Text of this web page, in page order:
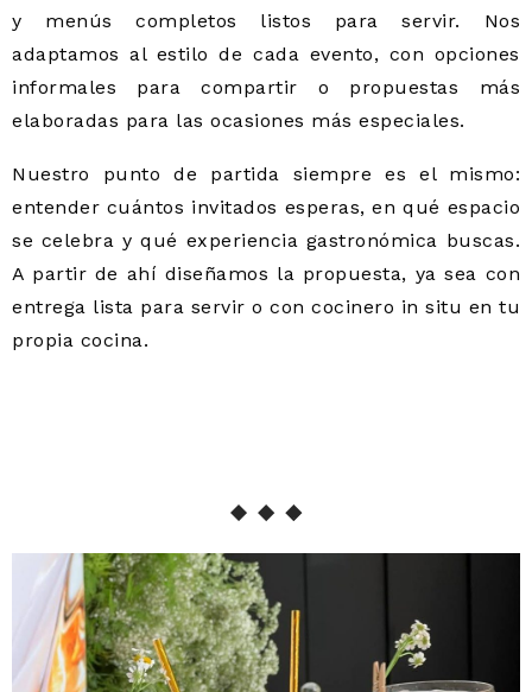
y menús completos listos para servir. Nos
adaptamos al estilo de cada evento, con opciones
informales para compartir o propuestas más
elaboradas para las ocasiones más especiales.
Nuestro punto de partida siempre es el mismo:
entender cuántos invitados esperas, en qué espacio
se celebra y qué experiencia gastronómica buscas.
A partir de ahí diseñamos la propuesta, ya sea con
entrega lista para servir o con cocinero in situ en tu
propia cocina.